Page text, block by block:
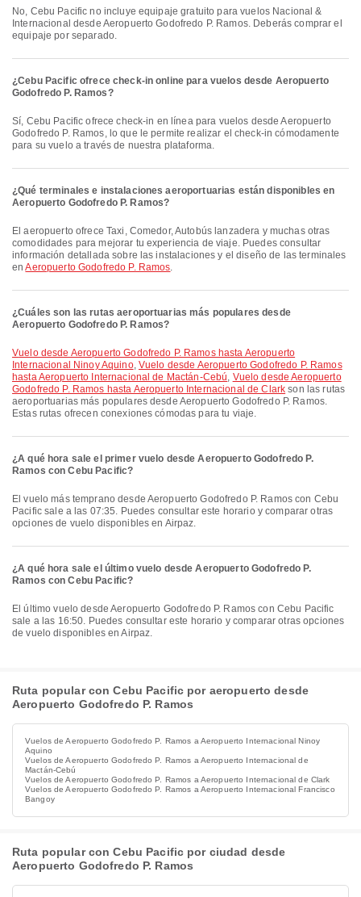
No, Cebu Pacific no incluye equipaje gratuito para vuelos Nacional &
Internacional desde Aeropuerto Godofredo P. Ramos​​. Deberás comprar el
equipaje por separado.
¿Cebu Pacific ofrece check-in online para vuelos desde Aeropuerto
Godofredo P. Ramos​​?
Sí, Cebu Pacific ofrece check-in en línea para vuelos desde Aeropuerto
Godofredo P. Ramos​​, lo que le permite realizar el check-in cómodamente
para su vuelo a través de nuestra plataforma.
¿Qué terminales e instalaciones aeroportuarias están disponibles en
Aeropuerto Godofredo P. Ramos​​?
El aeropuerto ofrece Taxi, Comedor, Autobús lanzadera y muchas otras
comodidades para mejorar tu experiencia de viaje. Puedes consultar
información detallada sobre las instalaciones y el diseño de las terminales
enAeropuerto Godofredo P. Ramos​​.
¿Cuáles son las rutas aeroportuarias más populares desde
Aeropuerto Godofredo P. Ramos​​?
Vuelo desde Aeropuerto Godofredo P. Ramos​​ hasta Aeropuerto
Internacional Ninoy Aquino, Vuelo desde Aeropuerto Godofredo P. Ramos​​
hasta Aeropuerto Internacional de Mactán-Cebú, Vuelo desde Aeropuerto
Godofredo P. Ramos​​ hasta Aeropuerto Internacional de Clark son las rutas
aeroportuarias más populares desde Aeropuerto Godofredo P. Ramos​​.
Estas rutas ofrecen conexiones cómodas para tu viaje.
¿A qué hora sale el primer vuelo desde Aeropuerto Godofredo P.
Ramos​​ con Cebu Pacific?
El vuelo más temprano desde Aeropuerto Godofredo P. Ramos​​ con Cebu
Pacific sale a las 07:35. Puedes consultar este horario y comparar otras
opciones de vuelo disponibles en Airpaz.
¿A qué hora sale el último vuelo desde Aeropuerto Godofredo P.
Ramos​​ con Cebu Pacific?
El último vuelo desde Aeropuerto Godofredo P. Ramos​​ con Cebu Pacific
sale a las 16:50. Puedes consultar este horario y comparar otras opciones
de vuelo disponibles en Airpaz.
Ruta popular con Cebu Pacific por aeropuerto desde
Aeropuerto Godofredo P. Ramos​​
Vuelos de Aeropuerto Godofredo P. Ramos​​ a Aeropuerto Internacional Ninoy
Aquino
Vuelos de Aeropuerto Godofredo P. Ramos​​ a Aeropuerto Internacional de
Mactán-Cebú
Vuelos de Aeropuerto Godofredo P. Ramos​​ a Aeropuerto Internacional de Clark
Vuelos de Aeropuerto Godofredo P. Ramos​​ a Aeropuerto Internacional Francisco
Bangoy
Ruta popular con Cebu Pacific por ciudad desde
Aeropuerto Godofredo P. Ramos​​